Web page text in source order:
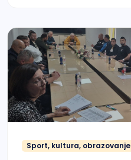
Sport, kultura, obrazovanje